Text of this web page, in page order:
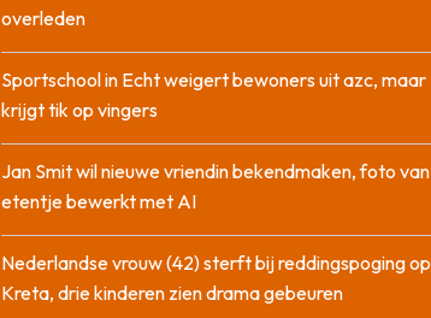
overleden
Sportschool in Echt weigert bewoners uit azc, maar
krijgt tik op vingers
Jan Smit wil nieuwe vriendin bekendmaken, foto van
etentje bewerkt met AI
Nederlandse vrouw (42) sterft bij reddingspoging op
Kreta, drie kinderen zien drama gebeuren